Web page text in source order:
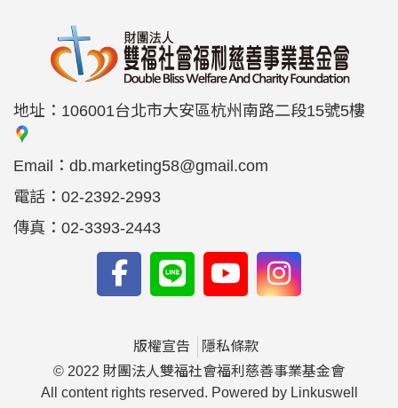
地址： 106001台北市大安區杭州南路二段15號5樓
Email： db.marketing58@gmail.com
電話： 02-2392-2993
傳真： 02-3393-2443
版權宣告
隱私條款
© 2022 財團法人雙福社會福利慈善事業基金會
All content rights reserved. Powered by Linkuswell